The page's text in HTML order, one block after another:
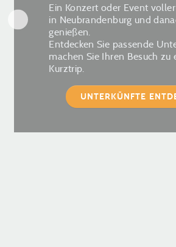
Ein Konzert oder Event
in Neubrandenburg und
genießen.
Entdecken Sie passende
machen Sie Ihren Besuch zu
Kurztrip.
UNTERKÜNFTE